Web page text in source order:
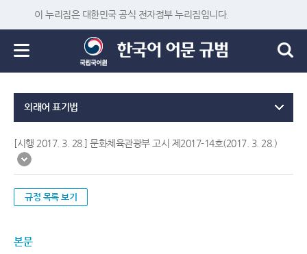
이 누리집은 대한민국 공식 전자정부 누리집입니다.
외래어 표기법
[시행 2017. 3. 28.] 문화체육관광부 고시 제2017-14호(2017. 3. 28.)
규정 목록 보기
본문